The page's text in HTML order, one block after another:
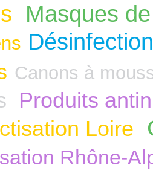
Masques
Canons à
Produits
Loire
Rhône-